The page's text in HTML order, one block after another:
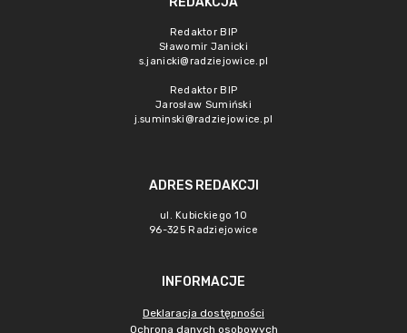
Redaktor BIP
Sławomir Janicki
s.janicki@radziejowice.pl
Redaktor BIP
Jarosław Sumiński
j.suminski@radziejowice.pl
ADRES REDAKCJI
ul. Kubickiego 10
96-325 Radziejowice
INFORMACJE
Deklaracja dostępności
Ochrona danych osobowych